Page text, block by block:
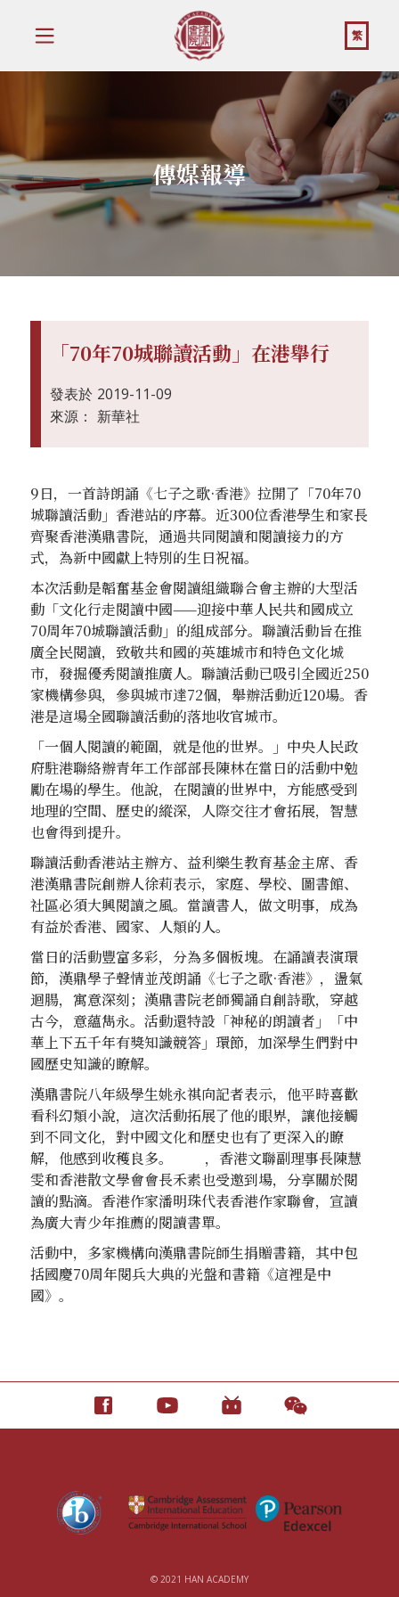
繁
傳媒報導
「70年70城聯讀活動」在港舉行
發表於 2019-11-09
來源： 新華社
9日，一首詩朗誦《七子之歌·香港》拉開了「70年70
城聯讀活動」香港站的序幕。近300位香港學生和家長
齊聚香港漢鼎書院，通過共同閱讀和閱讀接力的方
式，為新中國獻上特別的生日祝福。
本次活動是韜奮基金會閱讀組織聯合會主辦的大型活
動「文化行走閱讀中國——迎接中華人民共和國成立
70周年70城聯讀活動」的組成部分。聯讀活動旨在推
廣全民閱讀，致敬共和國的英雄城市和特色文化城
市，發掘優秀閱讀推廣人。聯讀活動已吸引全國近250
家機構參與，參與城市達72個，舉辦活動近120場。香
港是這場全國聯讀活動的落地收官城市。
「一個人閱讀的範圍，就是他的世界。」中央人民政
府駐港聯絡辦青年工作部部長陳林在當日的活動中勉
勵在場的學生。他說，在閱讀的世界中，方能感受到
地理的空間、歷史的縱深，人際交往才會拓展，智慧
也會得到提升。
聯讀活動香港站主辦方、益利樂生教育基金主席、香
港漢鼎書院創辦人徐莉表示，家庭、學校、圖書館、
社區必須大興閱讀之風。當讀書人，做文明事，成為
有益於香港、國家、人類的人。
當日的活動豐富多彩，分為多個板塊。在誦讀表演環
節，漢鼎學子聲情並茂朗誦《七子之歌·香港》，盪氣
迴腸，寓意深刻；漢鼎書院老師獨誦自創詩歌，穿越
古今，意蘊雋永。活動還特設「神秘的朗讀者」「中
華上下五千年有獎知識競答」環節，加深學生們對中
國歷史知識的瞭解。
漢鼎書院八年級學生姚永祺向記者表示，他平時喜歡
看科幻類小說，這次活動拓展了他的眼界，讓他接觸
到不同文化，對中國文化和歷史也有了更深入的瞭
解，他感到收穫良多。 ，香港文聯副理事長陳慧
雯和香港散文學會會長禾素也受邀到場，分享關於閱
讀的點滴。香港作家潘明珠代表香港作家聯會，宣讀
為廣大青少年推薦的閱讀書單。
活動中，多家機構向漢鼎書院師生捐贈書籍，其中包
括國慶70周年閱兵大典的光盤和書籍《這裡是中
國》。
© 2021 HAN ACADEMY